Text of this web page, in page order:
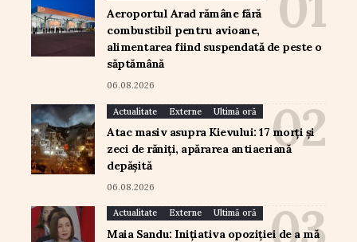
Aeroportul Arad rămâne fără
combustibil pentru avioane,
alimentarea fiind suspendată de peste o
săptămână
06.08.2026
Actualitate Externe Ultimă oră
Atac masiv asupra Kievului: 17 morți și
zeci de răniți, apărarea antiaeriană
depășită
06.08.2026
Actualitate Externe Ultimă oră
Maia Sandu: Inițiativa opoziției de a mă